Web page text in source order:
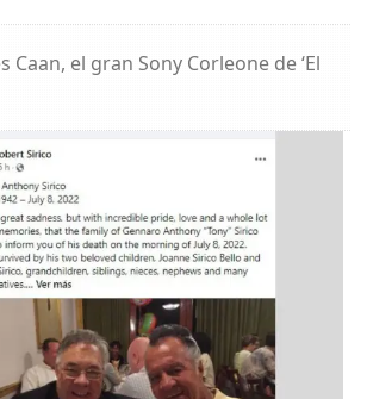
Caan, el gran Sony Corleone de ‘El